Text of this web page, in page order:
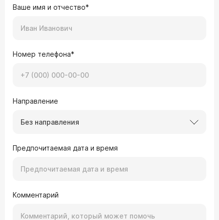
Ваше имя и отчество*
Номер телефона*
Направление
Без направления
Предпочитаемая дата и время
Комментарий